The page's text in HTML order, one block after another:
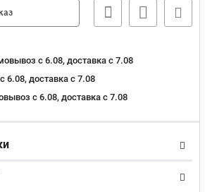
с 6.08, доставка c 7.08
6.08, доставка c 7.08
с 6.08, доставка c 7.08